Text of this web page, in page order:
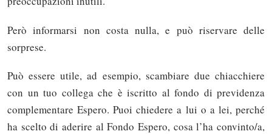
Però informarsi non costa nulla, e può riservare delle
sorprese.
Può essere utile, ad esempio, scambiare due chiacchiere
con un tuo collega che è iscritto al fondo di previdenza
complementare Espero. Puoi chiedere a lui o a lei, perché
ha scelto di aderire al Fondo Espero, cosa l’ha convinto/a,